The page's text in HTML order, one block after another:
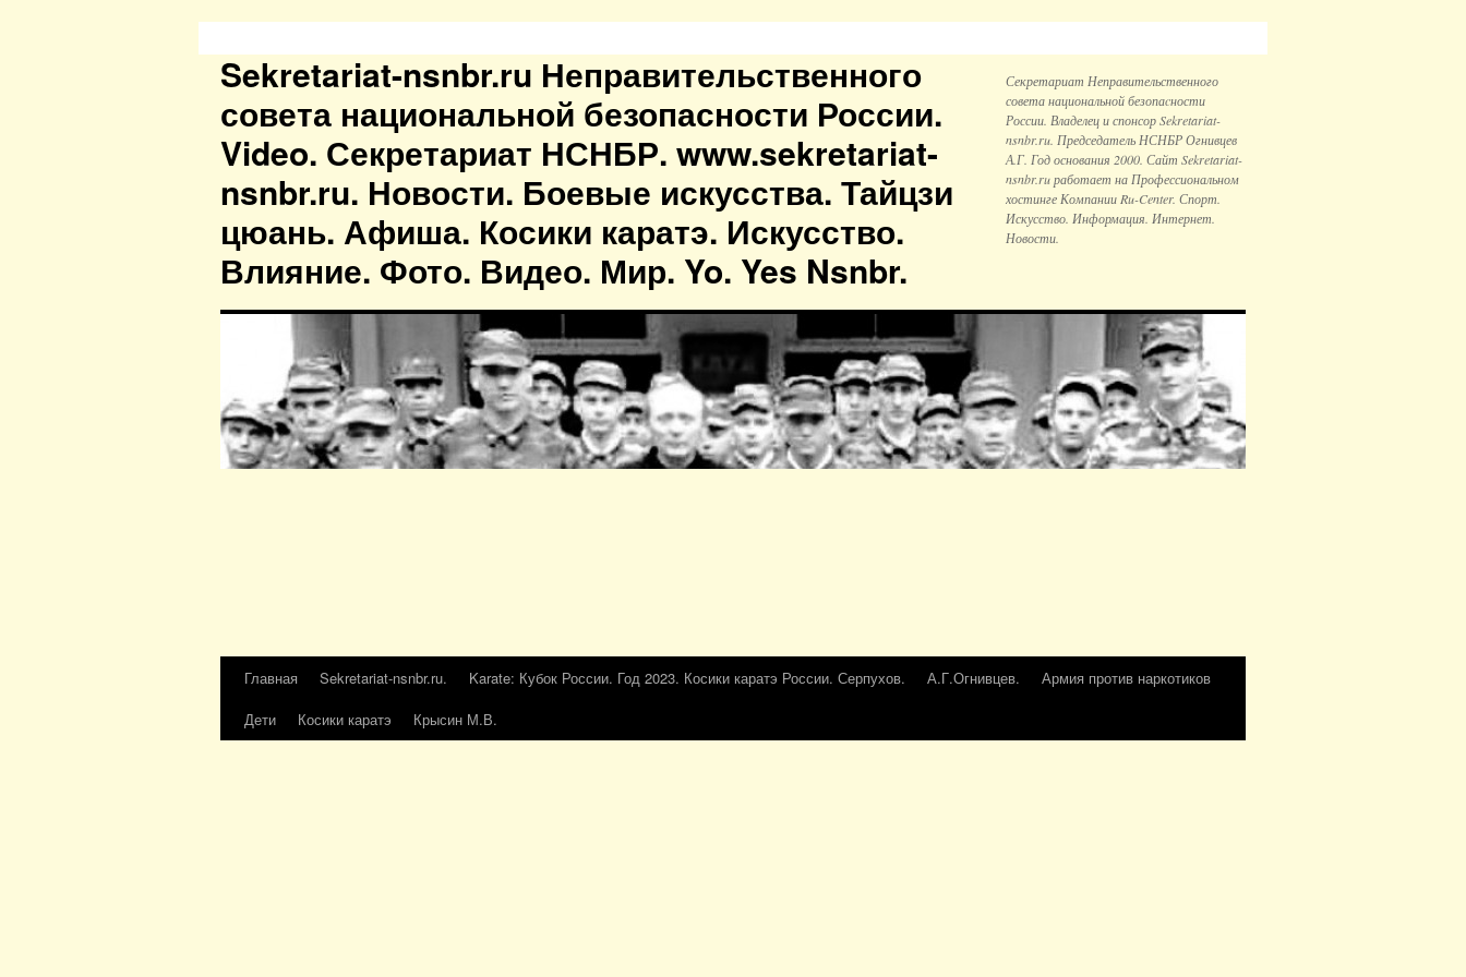
Sekretariat-nsnbr.ru Неправительственного
совета национальной безопасности России.
Video. Секретариат НСНБР. www.sekretariat-
nsnbr.ru. Новости. Боевые искусства. Тайцзи
цюань. Афиша. Косики каратэ. Искусство.
Влияние. Фото. Видео. Мир. Yo. Yes Nsnbr.
Секретариат Неправительственного
совета национальной безопаcности
России. Владелец и спонсор Sekretariat-
nsnbr.ru. Председатель НСНБР Огнивцев
А.Г. Год основания 2000. Сайт Sekretariat-
nsnbr.ru работает на Профессиональном
хостинге Компании Ru-Center. Спорт.
Искусство. Информация. Интернет.
Новости.
Главная Sekretariat-nsnbr.ru. Karate: Кубок России. Год 2023. Косики каратэ России. Серпухов. А.Г.Огнивцев.
Армия против наркотиков
Дети
Косики каратэ Крысин М.В.